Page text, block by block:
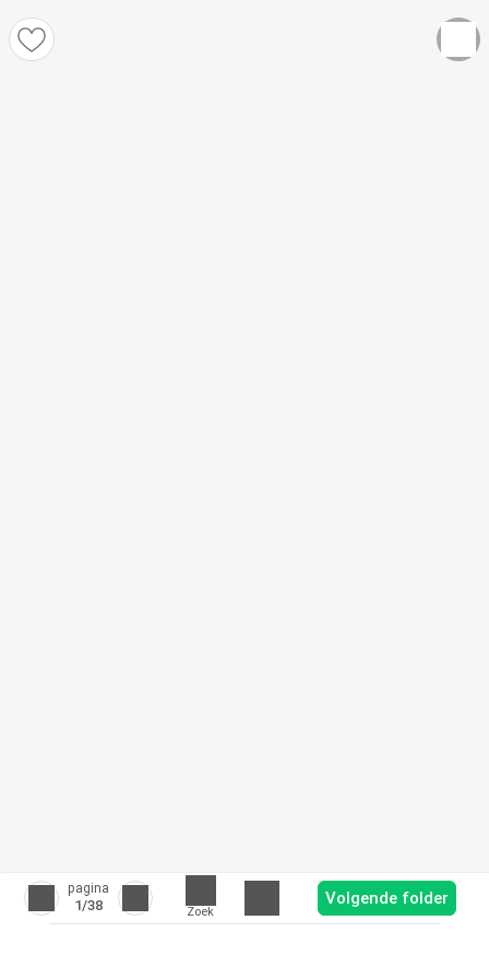
pagina
1/38 Zoek
Volgende folder